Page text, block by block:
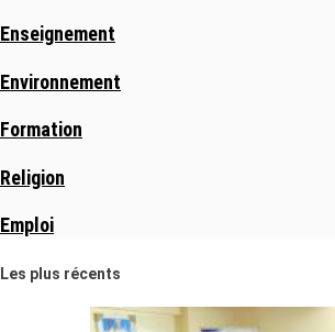
Enseignement
Environnement
Formation
Religion
Emploi
Les plus récents